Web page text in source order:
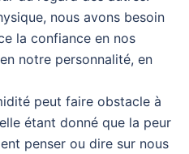
nous avons besoin
la confiance en nos
notre personnalité, en
peut faire obstacle à
étant donné que la peur
penser ou dire sur nous